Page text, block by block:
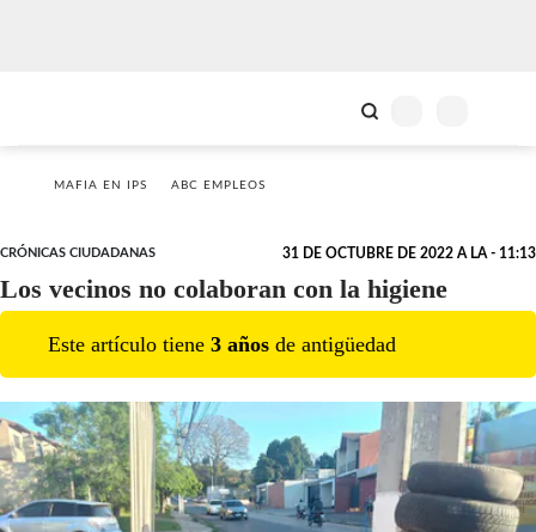
MAFIA EN IPS ABC EMPLEOS
CRÓNICAS CIUDADANAS 31 DE OCTUBRE DE 2022 A LA - 11:13
Los vecinos no colaboran con la higiene
Este artículo tiene 3 años de antigüedad